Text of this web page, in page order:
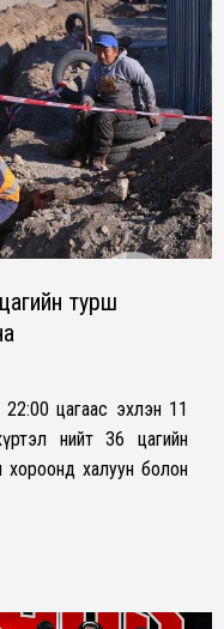
турш
22:00 цагаас эхлэн 11
нийт 36 цагийн
хороонд халуун болон